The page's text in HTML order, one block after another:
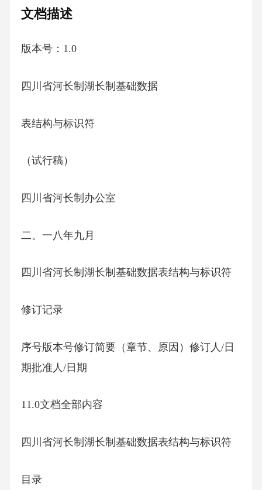
文档描述
版本号：1.0
四川省河长制湖长制基础数据
表结构与标识符
（试行稿）
四川省河长制办公室
二。一八年九月
四川省河长制湖长制基础数据表结构与标识符
修订记录
序号版本号修订简要（章节、原因）修订人/日
期批准人/日期
11.0文档全部内容
四川省河长制湖长制基础数据表结构与标识符
目录